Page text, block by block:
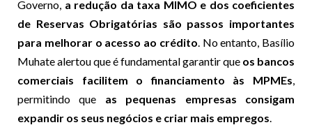
Governo, a redução da taxa MIMO e dos coeficientes
de Reservas Obrigatórias são passos importantes
para melhorar o acesso ao crédito. No entanto, Basílio
Muhate alertou que é fundamental garantir que os bancos
comerciais facilitem o financiamento às MPMEs,
permitindo que as pequenas empresas consigam
expandir os seus negócios e criar mais empregos.